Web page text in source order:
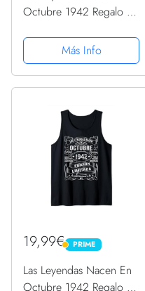
Octubre 1942 Regalo 82
CamisetaMás Info
19,99€ PRIME
PRIME
Las Leyendas Nacen En
Octubre 1942 Regalo 82